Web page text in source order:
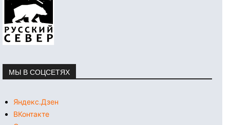
МЫ В СОЦСЕТЯХ
Яндекс.Дзен
ВКонтакте